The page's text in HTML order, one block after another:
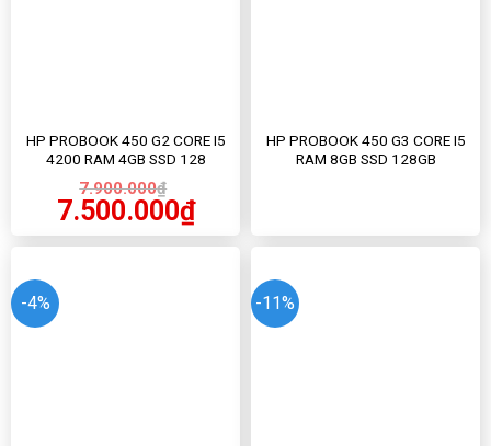
HP PROBOOK 450 G2 CORE I5
4200 RAM 4GB SSD 128
7.900.000₫
7.500.000₫
HP PROBOOK 450 G3 CORE I5
RAM 8GB SSD 128GB
-4% -11%